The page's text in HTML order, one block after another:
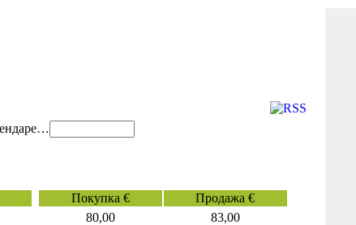
…
Покупка €
Продажа €
80,00
83,00